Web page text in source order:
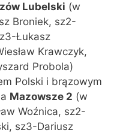
Lubelski (w
Broniek, sz2-
Łukasz
Krawczyk,
Probola)
Polski i brązowym
Mazowsze 2 (w
Woźnica, sz2-
sz3-Dariusz